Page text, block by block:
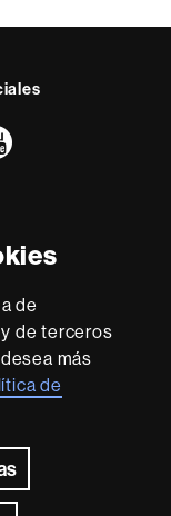
de
de terceros
más
de
Youtube